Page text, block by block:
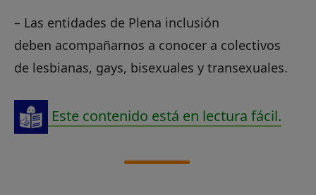
– Las entidades de Plena inclusión
deben acompañarnos a conocer a colectivos
de lesbianas, gays, bisexuales y transexuales.
Este contenido está en lectura fácil.